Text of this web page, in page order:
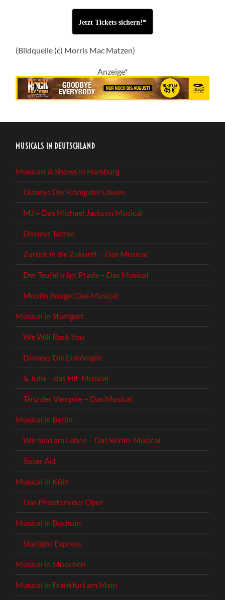
Jetzt Tickets sichern!*
(Bildquelle (c) Morris Mac Matzen)
Anzeige*
MUSICALS IN DEUTSCHLAND
Musicals & Shows in Hamburg
Disneys Der König der Löwen
MJ – Das Michael Jackson Musical
Disneys Tarzan
Zurück in die Zukunft – Das Musical
Der Teufel trägt Prada – Das Musical
Moulin Rouge! Das Musical
Musical in Stuttgart
We Will Rock You
Disneys Die Eiskönigin
& Julia – das Hit-Musical
Tanz der Vampire – Das Musical
Musical in Berlin
Wir sind am Leben – Das Berlin-Musical
Sister Act
Musical in Köln
Das Phantom der Oper
Musical in Bochum
Starlight Express
Musical in München
Musical in Frankfurt am Main